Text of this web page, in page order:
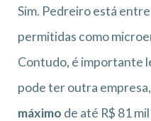
Sim. Pedreiro está
permitidas como
Contudo, é importante
pode ter outra
máximo de até R$ 81